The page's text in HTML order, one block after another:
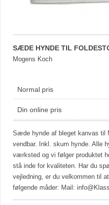
SÆDE HYNDE TIL
Mogens Koch
Normal pris
Din online pris
Sæde hynde af bleget kanvas til
vendbar. Inkl. skum hynde. Alle
værksted og vi følger produktet
stå inde for kvaliteten. Har du
vejledning, er du velkommen til
følgende måder: Mail: